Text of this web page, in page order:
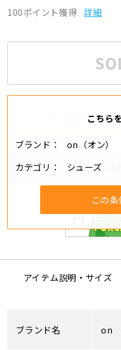
100ポイント獲得 詳細
こちら
ブランド
on（オン）
カテゴリ
シューズ
この
追加する
分割・リボ
アイテム説明・サイズ
ブランド名 on